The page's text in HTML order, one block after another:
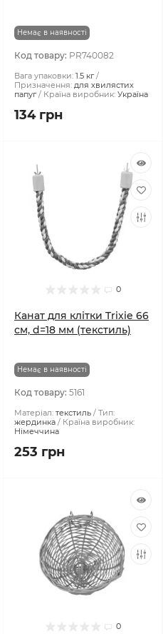
Немає в наявності
Код товару: PR740082
Вага упаковки: 1.5 кг
Призначення: для хвилястих
папуг
Країна виробник: Україна
134 грн
0
Канат для клітки Trixie 66
см, d=18 мм (текстиль)
Немає в наявності
Код товару: 5161
Матеріал: текстиль
Тип:
жердинка
Країна виробник:
Німеччина
253 грн
0